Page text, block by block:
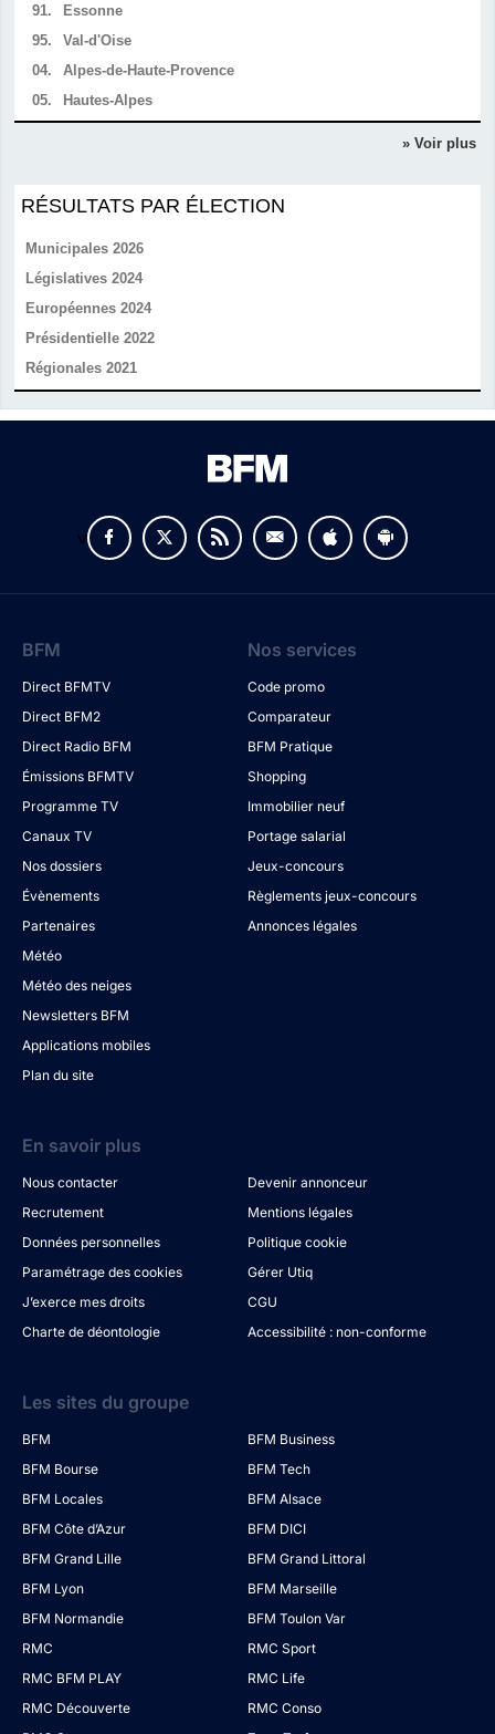
91.
Essonne
95.
Val-d'Oise
04.
Alpes-de-Haute-Provence
05.
Hautes-Alpes
» Voir plus
RÉSULTATS PAR ÉLECTION
Municipales 2026
Législatives 2024
Européennes 2024
Présidentielle 2022
Régionales 2021
v
BFM
Direct BFMTV
Direct BFM2
Direct Radio BFM
Émissions BFMTV
Programme TV
Canaux TV
Nos dossiers
Évènements
Partenaires
Météo
Météo des neiges
Newsletters BFM
Applications mobiles
Plan du site
Nos services
Code promo
Comparateur
BFM Pratique
Shopping
Immobilier neuf
Portage salarial
Jeux-concours
Règlements jeux-concours
Annonces légales
En savoir plus
Nous contacter
Devenir annonceur
Recrutement
Mentions légales
Données personnelles
Politique cookie
Paramétrage des cookies
Gérer Utiq
J’exerce mes droits
CGU
Charte de déontologie
Accessibilité : non-conforme
Les sites du groupe
BFM
BFM Business
BFM Bourse
BFM Tech
BFM Locales
BFM Alsace
BFM Côte d’Azur
BFM DICI
BFM Grand Lille
BFM Grand Littoral
BFM Lyon
BFM Marseille
BFM Normandie
BFM Toulon Var
RMC
RMC Sport
RMC BFM PLAY
RMC Life
RMC Découverte
RMC Conso